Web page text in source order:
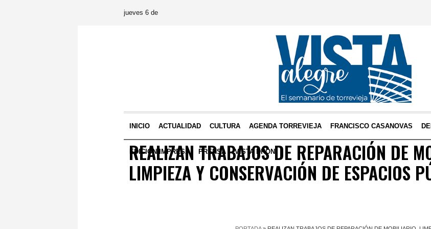
jueves 6 de
INICIO ACTUALIDAD CULTURA AGENDA TORREVIEJA FRANCISCO CASANOVAS
EDICIÓN IMPRESA PRENSA VISTA DRON
REALIZAN TRABAJOS DE REPARACIÓN DE
LIMPIEZA Y CONSERVACIÓN DE ESPACIOS